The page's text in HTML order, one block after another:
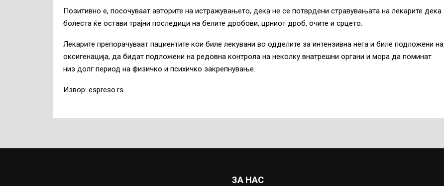
Позитивно е, посочуваат авторите на истражувањето, дека не се потврдени стравувањата на лекарите дека
болеста ќе остави трајни последици на белите дробови, црниот дроб, очите и срцето.
Лекарите препорачуваат пациентите кои биле лекувани во одделите за интензивна нега и биле подложени на
оксигенација, да бидат подложени на редовна контрола на неколку внатрешни органи и мора да поминат
низ долг период на физичко и психичко закрепнување.
Извор: espreso.rs
ЗА НАС